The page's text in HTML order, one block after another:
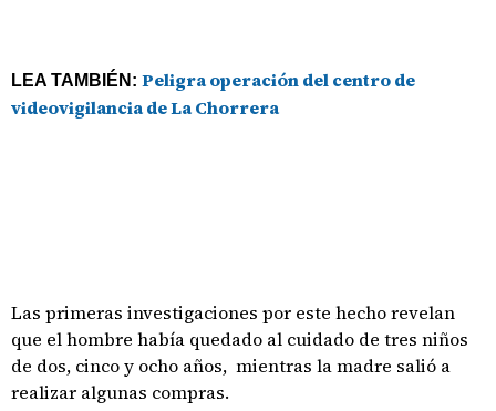
LEA TAMBIÉN: Peligra operación del centro de
videovigilancia de La Chorrera
Las primeras investigaciones por este hecho revelan
que el hombre había quedado al cuidado de tres niños
de dos, cinco y ocho años, mientras la madre salió a
realizar algunas compras.